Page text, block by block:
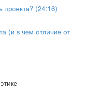
проекта? (24:16)
(и в чем отличие от